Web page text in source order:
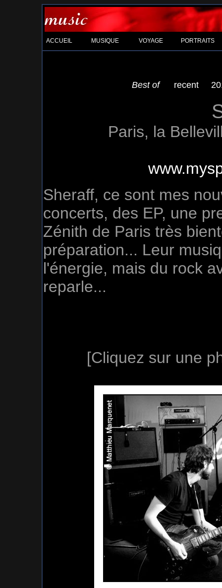
ACCUEIL MUSIQUE VOYAGE PORTRAITS
Best of recent
Paris, la
Sheraff, ce sont mes
concerts, des EP, une
Zénith de Paris très
préparation... Leur
l'énergie, mais du rock
reparle...
[Cliquez sur une